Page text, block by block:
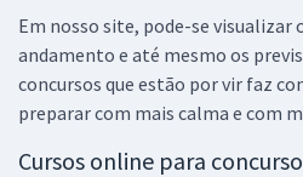
Em nosso site, pode-se visualizar
andamento e até mesmo os
concursos que estão por vir faz
preparar com mais calma e com
Cursos online para